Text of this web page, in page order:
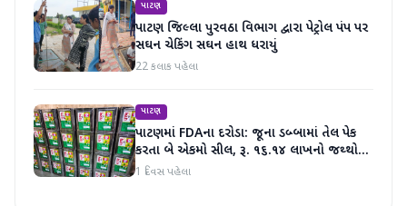
પાટણ
પાટણ જિલ્લા પુરવઠા વિભાગ દ્વારા પેટ્રોલ પંપ પર
સઘન ચેકિંગ સઘન હાથ ધરાયું
22 કલાક પહેલા
પાટણ
પાટણમાં FDAના દરોડા: જૂના ડબ્બામાં તેલ પેક
કરતા બે એકમો સીલ, રૂ. ૧૬.૧૪ લાખનો જથ્થો
જપ્ત
1 દિવસ પહેલા